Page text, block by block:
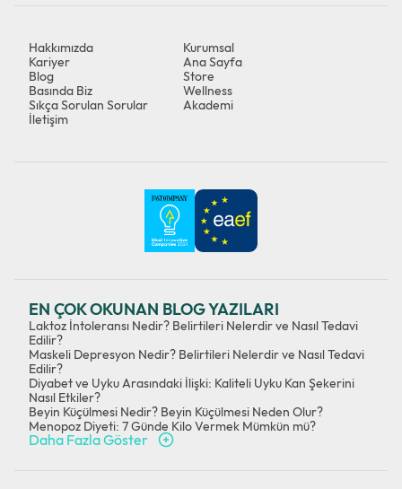
Hakkımızda
Kurumsal
Kariyer
Ana Sayfa
Blog
Store
Basında Biz
Wellness
Sıkça Sorulan Sorular
Akademi
İletişim
EN ÇOK OKUNAN BLOG YAZILARI
Laktoz İntoleransı Nedir? Belirtileri Nelerdir ve Nasıl Tedavi
Edilir?
Maskeli Depresyon Nedir? Belirtileri Nelerdir ve Nasıl Tedavi
Edilir?
Diyabet ve Uyku Arasındaki İlişki: Kaliteli Uyku Kan Şekerini
Nasıl Etkiler?
Beyin Küçülmesi Nedir? Beyin Küçülmesi Neden Olur?
Menopoz Diyeti: 7 Günde Kilo Vermek Mümkün mü?
Daha Fazla Göster